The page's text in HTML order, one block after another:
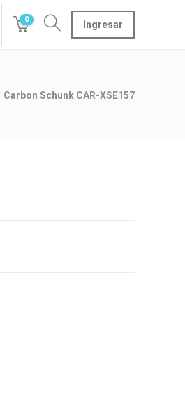
0 Ingresar
Carbon Schunk CAR-XSE157